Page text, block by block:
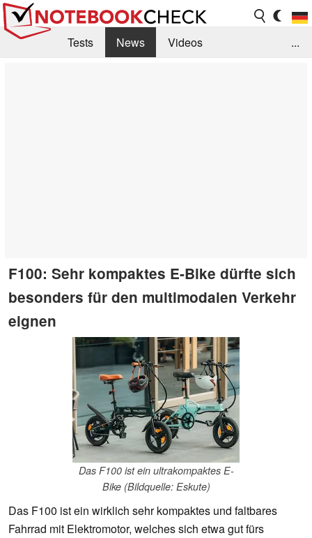
Tests News
Videos
...
F100: Sehr kompaktes E-Bike dürfte sich
besonders für den multimodalen Verkehr
eignen
Das F100 ist ein ultrakompaktes E-
Bike (Bildquelle: Eskute)
Das F100 ist ein wirklich sehr kompaktes und faltbares
Fahrrad mit Elektromotor, welches sich etwa gut fürs